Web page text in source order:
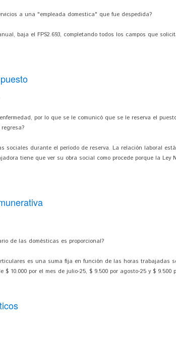
a una "empleada domestica" que fue despedida?
baja el FPS2.693, completando todos los campos que
por lo que se le comunicó que se le reserva el
sociales durante el período de reserva. La relación laboral
tiene que ver su obra social como procede porque la Ley
de las domésticas es proporcional?
es una suma fija en función de las horas trabajadas
10.000 por el mes de julio-25, $ 9.500 por agosto-25 y $ 9.500